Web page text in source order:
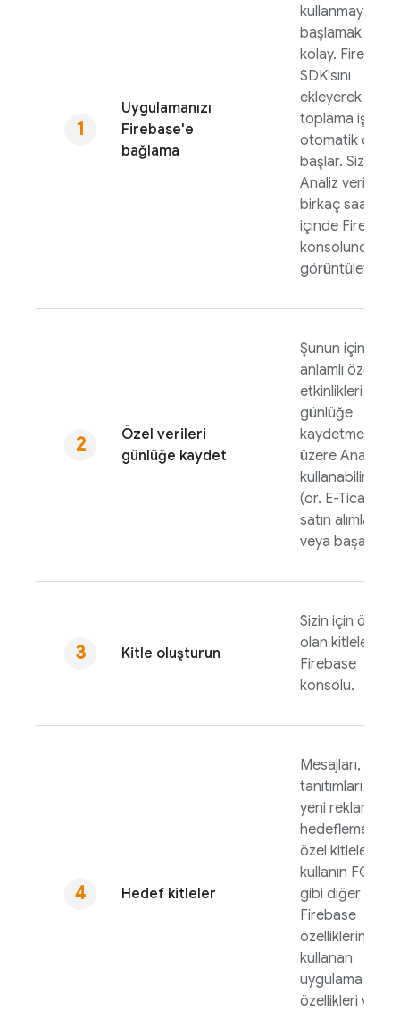
Uygulamanızı
Firebase'e
bağlama
kullanmaya
başlamak çok
kolay. Firebase
SDK'sını
ekleyerek veri
toplama işlemi
otomatik
başlar. Siz
Analiz verilerini
birkaç saat
içinde Firebase
konsolunda
Özel verileri
günlüğe kaydet
Şunun için
anlamlı özel
etkinlikleri
günlüğe
kaydetmek
üzere Analytics
kullanabilirsiniz:
(ör. E-Ticaret
satın alımları
veya başarılar)
Kitle oluşturun
Sizin için önemli
olan kitleleri
Firebase
konsolu.
Hedef kitleler
Mesajları,
tanıtımları veya
yeni reklamları
hedeflemek için
özel kitlelerinizi
kullanın FCM
gibi diğer
Firebase
özelliklerini
kullanan
uygulama
özellikleri ve